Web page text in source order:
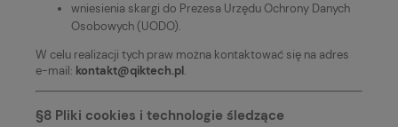
wniesienia skargi do Prezesa Urzędu Ochrony Danych
Osobowych (UODO).
W celu realizacji tych praw można kontaktować się na adres
e-mail: kontakt@qiktech.pl.
§8 Pliki cookies i technologie śledzące